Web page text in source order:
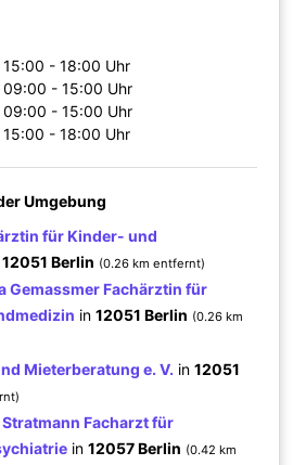
15:00 - 18:00 Uhr
09:00 - 15:00 Uhr
09:00 - 15:00 Uhr
15:00 - 18:00 Uhr
Umgebung
für Kinder- und
12051 Berlin (0.26 km entfernt)
Gemassmer Fachärztin für
in12051 Berlin (0.26 km
Mieterberatung e. V. in12051
Facharzt für
in12057 Berlin (0.42 km